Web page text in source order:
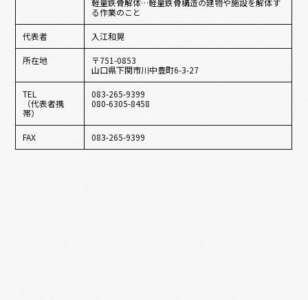
軽量鉄骨解体…軽量鉄骨構造の建物や施設を解体す
る作業のこと
代表者 入江和晃
所在地
〒751-0853
山口県下関市川中豊町6-3-27
TEL
（代表者携
帯）
083-265-9399
080-6305-8458
FAX 083-265-9399